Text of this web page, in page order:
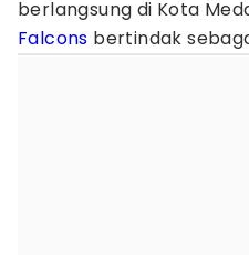
berlangsung di Kota
Falcons bertindak